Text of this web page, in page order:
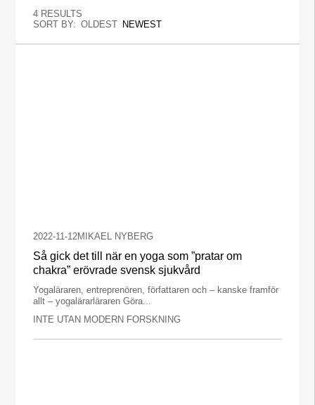
4 RESULTS
SORT BY: OLDEST NEWEST
2022-11-12MIKAEL NYBERG
Så gick det till när en yoga som ”pratar om
chakra” erövrade svensk sjukvård
Yogaläraren, entreprenören, författaren och – kanske framför
allt – yogalärarläraren Göra...
INTE UTAN MODERN FORSKNING